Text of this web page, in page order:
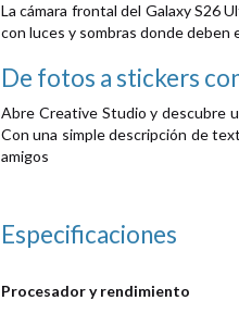
La cámara frontal del Galaxy S26
con luces y sombras donde
De fotos a stickers
Abre Creative Studio y descubre
Con una simple descripción de
amigos
Especificaciones
Procesador y rendimiento